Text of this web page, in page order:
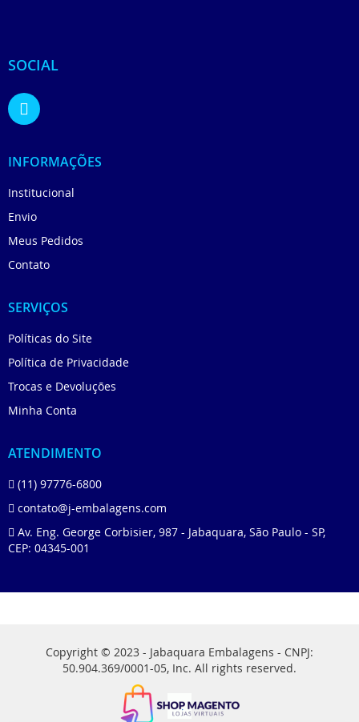
SOCIAL
INFORMAÇÕES
Institucional
Envio
Meus Pedidos
Contato
SERVIÇOS
Políticas do Site
Política de Privacidade
Trocas e Devoluções
Minha Conta
ATENDIMENTO
(11) 97776-6800
contato@j-embalagens.com
Av. Eng. George Corbisier, 987 - Jabaquara, São Paulo - SP,
CEP: 04345-001
Copyright © 2023 - Jabaquara Embalagens - CNPJ:
50.904.369/0001-05, Inc. All rights reserved.